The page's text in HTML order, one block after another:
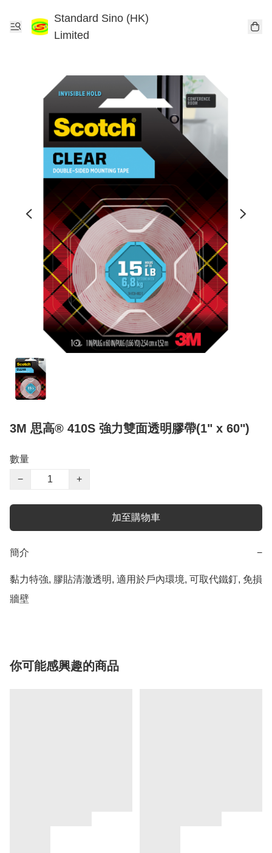
Standard Sino (HK)
Limited
3M 思高® 410S 強力雙面透明膠帶(1" x 60")
數量
−
+
加至購物車
簡介 −
黏力特強, 膠貼清澈透明, 適用於戶內環境, 可取代鐵釘, 免損
牆壁
你可能感興趣的商品